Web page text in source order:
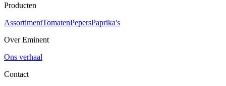
Producten
AssortimentTomatenPepersPaprika's
Over Eminent
Ons verhaal
Contact